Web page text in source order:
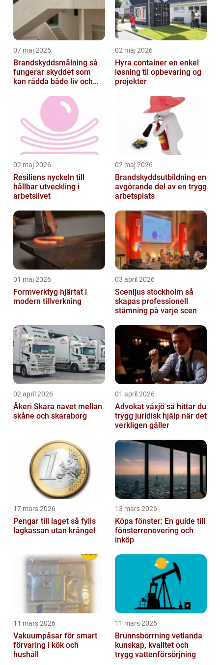
07 maj 2026
Brandskyddsmålning så
fungerar skyddet som
kan rädda både liv och
02 maj 2026
Hyra container en enkel
løsning til opbevaring og
projekter
02 maj 2026
Resiliens nyckeln till
hållbar utveckling i
arbetslivet
02 maj 2026
Brandskyddsutbildning en
avgörande del av en trygg
arbetsplats
01 maj 2026
Formverktyg hjärtat i
modern tillverkning
03 april 2026
Scenljus stockholm så
skapas professionell
stämning på varje scen
02 april 2026
Åkeri Skara navet mellan
skåne och skaraborg
01 april 2026
Advokat växjö så hittar du
trygg juridisk hjälp när det
verkligen gäller
17 mars 2026
Pengar till laget så fylls
lagkassan utan krångel
13 mars 2026
Köpa fönster: En guide till
fönsterrenovering och
inköp
11 mars 2026
Vakuumpåsar för smart
förvaring i kök och
hushåll
11 mars 2026
Brunnsborrning vetlanda
kunskap, kvalitet och
trygg vattenförsörjning